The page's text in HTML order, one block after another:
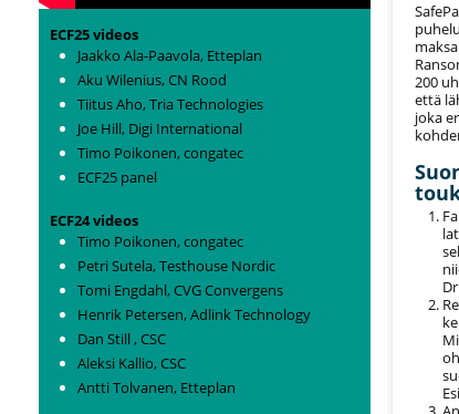
ECF25 videos
Jaakko Ala-Paavola, Etteplan
Aku Wilenius, CN Rood
Tiitus Aho, Tria Technologies
Joe Hill, Digi International
Timo Poikonen, congatec
ECF25 panel
ECF24 videos
Timo Poikonen, congatec
Petri Sutela, Testhouse Nordic
Tomi Engdahl, CVG Convergens
Henrik Petersen, Adlink Technology
Dan Still , CSC
Aleksi Kallio, CSC
Antti Tolvanen, Etteplan
200
että
joka